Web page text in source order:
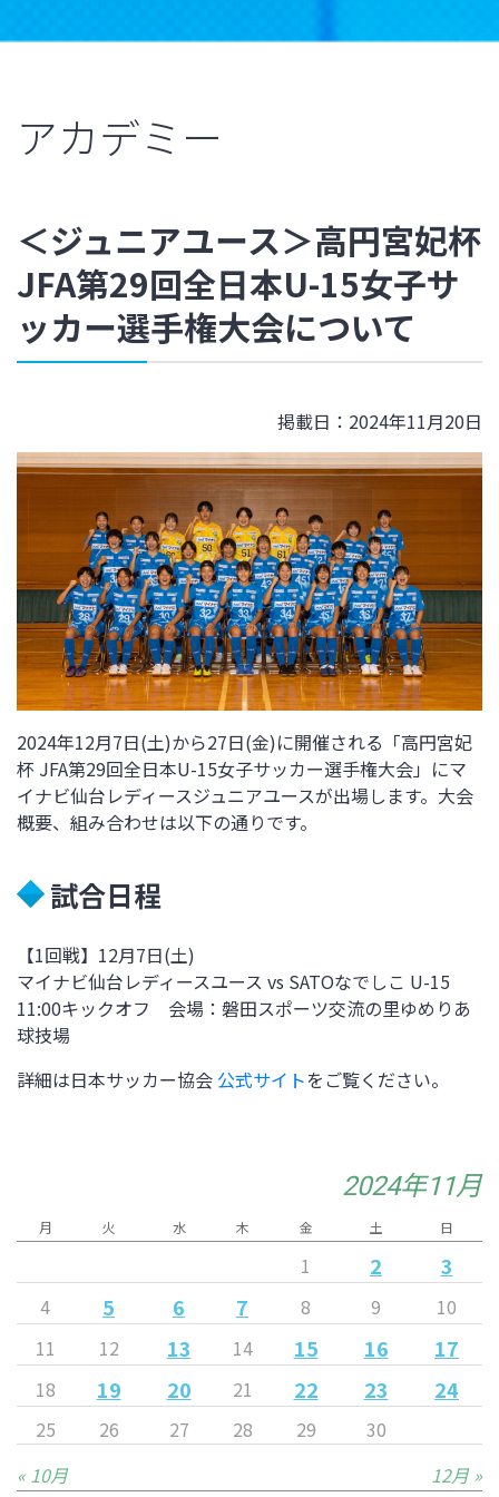
アカデミー
＜ジュニアユース＞高円宮妃杯
JFA第29回全日本U-15女子サ
ッカー選手権大会について
掲載日：2024年11月20日
2024年12月7日(土)から27日(金)に開催される「高円宮妃
杯 JFA第29回全日本U-15女子サッカー選手権大会」にマ
イナビ仙台レディースジュニアユースが出場します。大会
概要、組み合わせは以下の通りです。
試合日程
【1回戦】12月7日(土)
マイナビ仙台レディースユース vs SATOなでしこ U-15
11:00キックオフ 会場：磐田スポーツ交流の里ゆめりあ
球技場
詳細は日本サッカー協会 公式サイトをご覧ください。
2024年11月
月 火 水 木 金 土 日
1 2 3
4 5 6 7 8 9
10
11
12 13 14 15 16 17
18 19 20 21 22 23 24
25 26 27 28 29
30
« 10月
12月 »